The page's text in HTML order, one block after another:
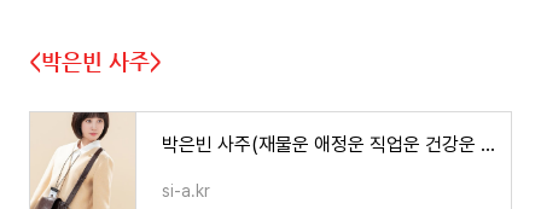
<박은빈 사주>
박은빈 사주(재물운 애정운 직업운 건강운 가족운)
si-a.kr